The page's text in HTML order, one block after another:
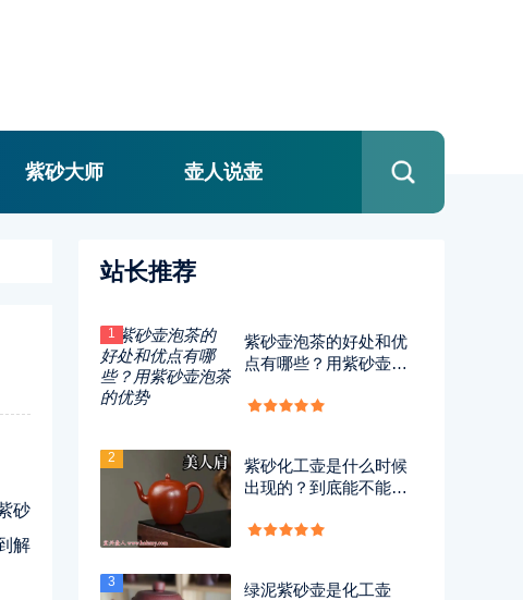
紫砂大师 壶人说壶
砂
解
站长推荐
1
紫砂壶泡茶的好处和优
点有哪些？用紫砂壶泡
2
紫砂化工壶是什么时候
出现的？到底能不能
3
绿泥紫砂壶是化工壶